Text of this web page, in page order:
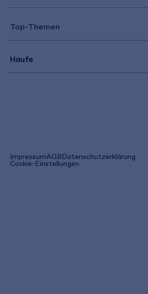
Top-Themen
Haufe
ImpressumAGB(öffnet
in
einem
Datenschutzerklärung
Cookie-Einstellungen